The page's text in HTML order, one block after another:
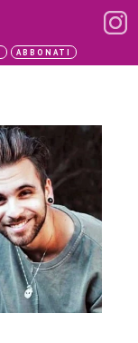
ABBONATI